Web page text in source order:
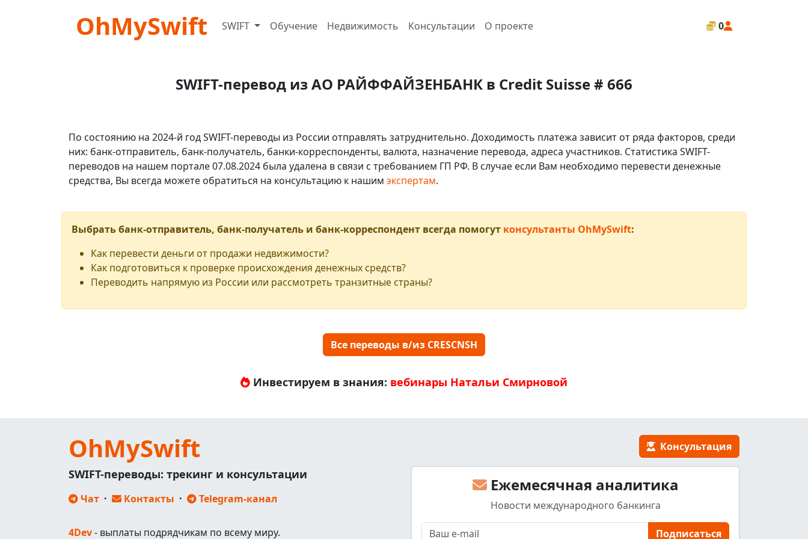
OhMySwift SWIFT Обучение Недвижимость Консультации О проекте 0
SWIFT-перевод из АО РАЙФФАЙЗЕНБАНК в Credit Suisse # 666
По состоянию на 2024-й год SWIFT-переводы из России отправлять затруднительно. Доходимость платежа зависит от ряда факторов, среди
них: банк-отправитель, банк-получатель, банки-корреспонденты, валюта, назначение перевода, адреса участников. Статистика SWIFT-
переводов на нашем портале 07.08.2024 была удалена в связи с требованием ГП РФ. В случае если Вам необходимо перевести денежные
средства, Вы всегда можете обратиться на консультацию к нашим экспертам.
Выбрать банк-отправитель, банк-получатель и банк-корреспондент всегда помогут консультанты OhMySwift:
Как перевести деньги от продажи недвижимости?
Как подготовиться к проверке происхождения денежных средств?
Переводить напрямую из России или рассмотреть транзитные страны?
Все переводы в/из CRESCNSH
Инвестируем в знания: вебинары Натальи Смирновой
OhMySwift Консультация
SWIFT-переводы: трекинг и консультации
Чат · Контакты · Telegram-канал
4Dev- выплаты подрядчикам по всему миру.
Ежемесячная аналитика
Новости международного банкинга
Подписаться